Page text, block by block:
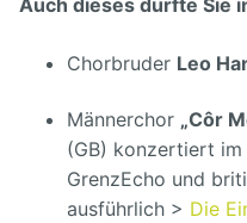
Chorbruder Leo
Männerchor „Côr
(GB) konzertiert im
GrenzEcho und
ausführlich > Die